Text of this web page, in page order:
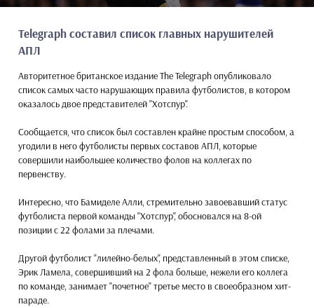
Telegraph составил список главных нарушителей
АПЛ
Авторитетное британское издание The Telegraph опубликовало
список самых часто нарушающих правила футболистов, в котором
оказалось двое представителей "Хотспур".
Сообщается, что список был составлен крайне простым способом, а
угодили в него футболисты первых составов АПЛ, которые
совершили наибольшее количество фолов на коллегах по
первенству.
Интересно, что Бамиделе Алли, стремительно завоевавший статус
футболиста первой команды "Хотспур", обосновался на 8-ой
позиции с 22 фолами за плечами.
Другой футболист "лилейно-белых", представленный в этом списке,
Эрик Ламела, совершивший на 2 фола больше, нежели его коллега
по команде, занимает "почетное" третье место в своеобразном хит-
параде.